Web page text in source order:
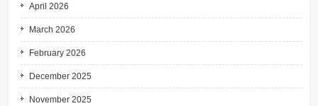
April 2026
March 2026
February 2026
December 2025
November 2025